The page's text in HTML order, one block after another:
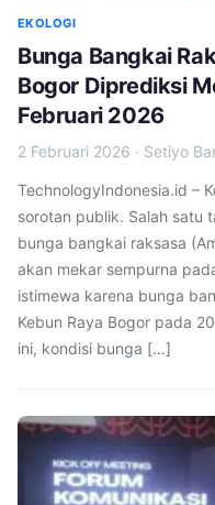
EKOLOGI
Bunga Bangkai
Bogor Diprediksi
Februari 2026
2 Februari 2026 · Setiyo
TechnologyIndonesia.id –
sorotan publik. Salah satu
bunga bangkai raksasa
akan mekar sempurna
istimewa karena bunga
Kebun Raya Bogor pada
ini, kondisi bunga […]